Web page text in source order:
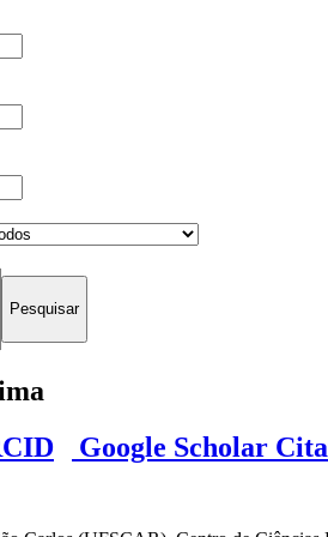
Google Scholar